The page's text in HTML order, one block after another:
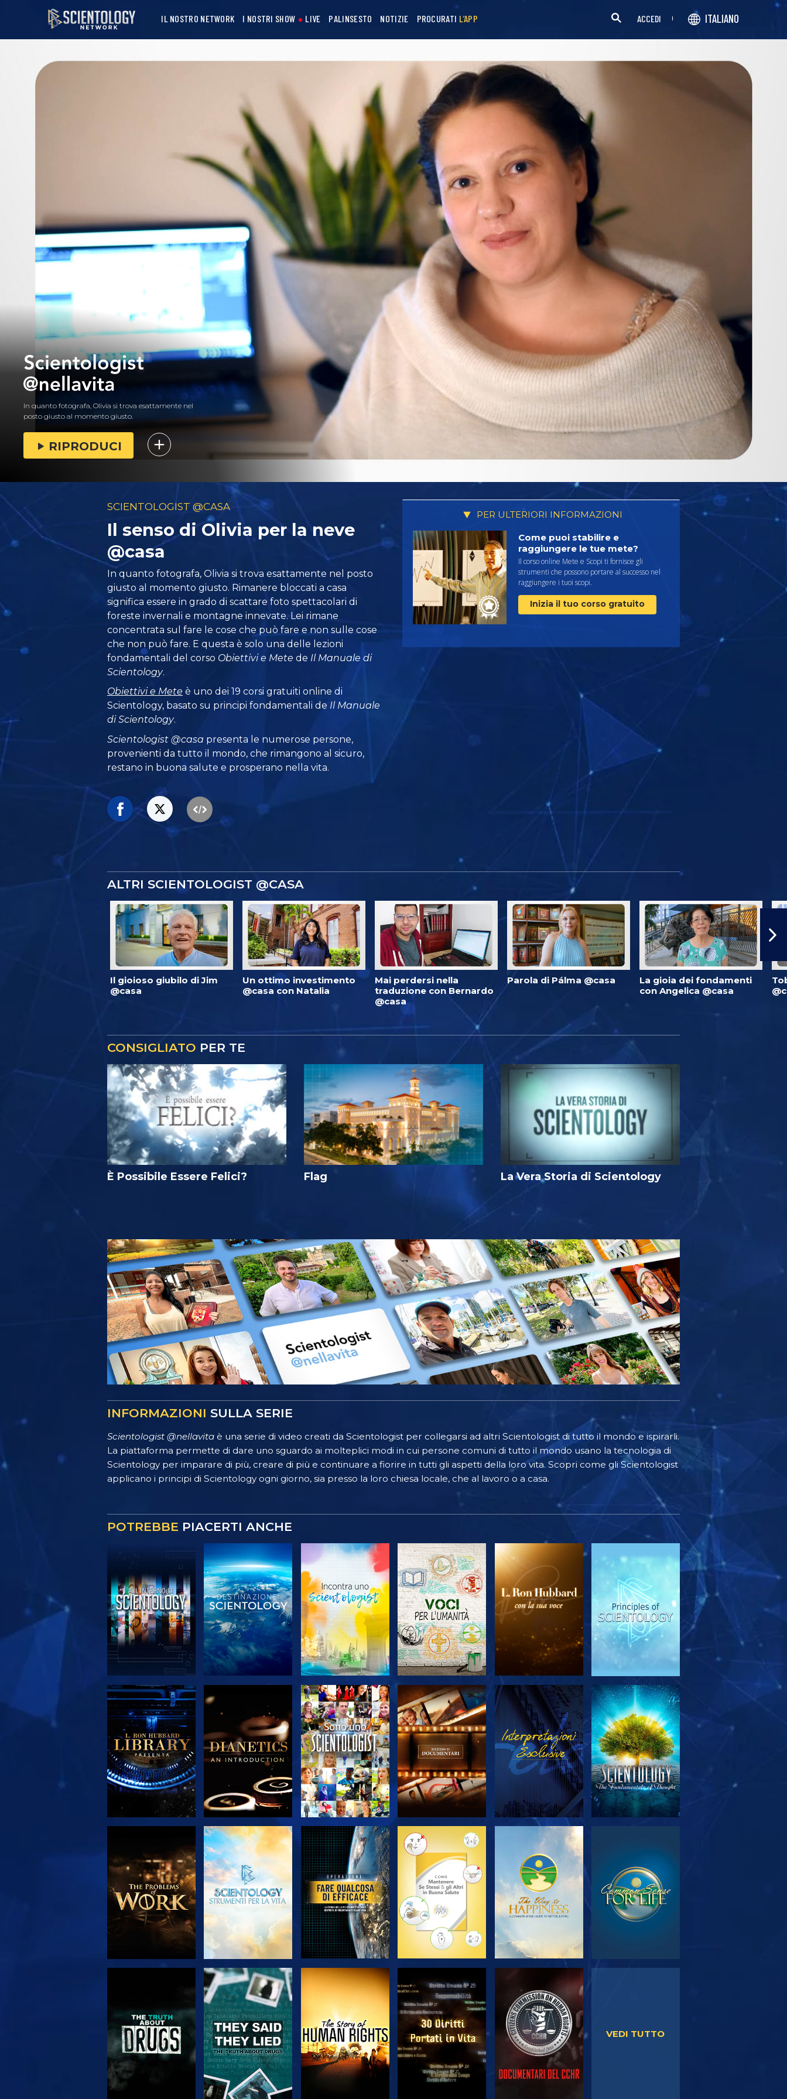
IL NOSTRO NETWORK I NOSTRI SHOW LIVE PALINSESTO NOTIZIE PROCURATI L’APP ACCEDI ITALIANO
In quanto fotografa, Olivia si trova esattamente nel
posto giusto al momento giusto.
RIPRODUCI
SCIENTOLOGIST @CASA
Il senso di Olivia per la neve
@casa
In quanto fotografa, Olivia si trova esattamente nel posto
giusto al momento giusto. Rimanere bloccati a casa
significa essere in grado di scattare foto spettacolari di
foreste invernali e montagne innevate. Lei rimane
concentrata sul fare le cose che può fare e non sulle cose
che non può fare. E questa è solo una delle lezioni
fondamentali del corso Obiettivi e Mete de Il Manuale di
Scientology.
Obiettivi e Mete è uno dei 19 corsi gratuiti online di
Scientology, basato su principi fondamentali de Il Manuale
di Scientology.
Scientologist @casa presenta le numerose persone,
provenienti da tutto il mondo, che rimangono al sicuro,
restano in buona salute e prosperano nella vita.
PER ULTERIORI INFORMAZIONI
Come puoi stabilire e
raggiungere le tue mete?
Il corso online Mete e Scopi ti fornisce gli
strumenti che possono portare al successo nel
raggiungere i tuoi scopi.
Inizia il tuo corso gratuito
ALTRI SCIENTOLOGIST @CASA
Il gioioso giubilo di Jim
@casa
Un ottimo investimento
@casa con Natalia
Mai perdersi nella
traduzione con Bernardo
@casa
Parola di Pálma @casa
La gioia dei fondamenti
con Angelica @casa
CONSIGLIATO PER TE
È Possibile Essere Felici? Flag La Vera Storia di Scientology
INFORMAZIONI SULLA SERIE
Scientologist @nellavita è una serie di video creati da Scientologist per collegarsi ad altri Scientologist di tutto il mondo e ispirarli.
La piattaforma permette di dare uno sguardo ai molteplici modi in cui persone comuni di tutto il mondo usano la tecnologia di
Scientology per imparare di più, creare di più e continuare a fiorire in tutti gli aspetti della loro vita. Scopri come gli Scientologist
applicano i principi di Scientology ogni giorno, sia presso la loro chiesa locale, che al lavoro o a casa.
POTREBBE PIACERTI ANCHE
ESPLORA LE
SERIE
ESPLORA LE
SERIE
ESPLORA LE
SERIE
ESPLORA LE
SERIE
ESPLORA LE
SERIE
GUARDA
ESPLORA LE
SERIE
GUARDA
ESPLORA LE
SERIE
ESPLORA LE
SERIE
ESPLORA LE
SERIE
GUARDA GUARDA GUARDA GUARDA
VEDI TUTTO